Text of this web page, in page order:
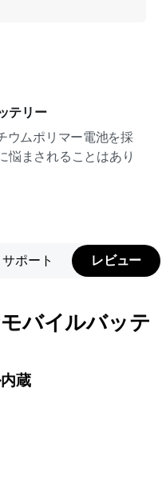
テリー
ウムポリマー電池を採
悩まされることはあり
サポート レビュー
バイルバッテ
蔵